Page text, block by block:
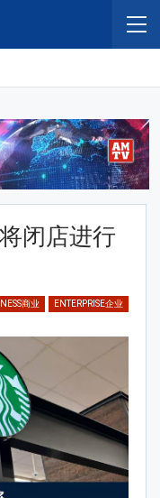
闭店进行
商业 ENTERPRISE企业